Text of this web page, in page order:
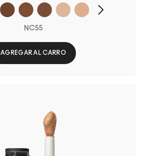
NC55
AGREGAR AL CARRO